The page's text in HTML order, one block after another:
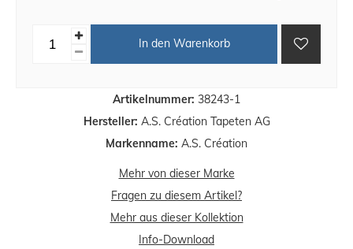
Artikelnummer: 38243-1
Hersteller: A.S. Création Tapeten AG
Markenname: A.S. Création
In den Warenkorb
Mehr von dieser Marke
Fragen zu diesem Artikel?
Mehr aus dieser Kollektion
Info-Download